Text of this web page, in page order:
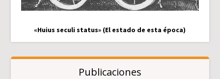
«Huius seculi status» (El estado de esta época)
Publicaciones